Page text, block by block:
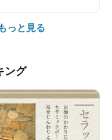
っと見る
ング